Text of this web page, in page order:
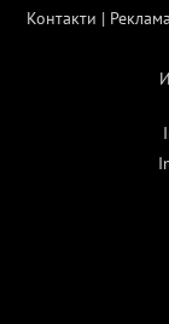
Контакти | Реклама